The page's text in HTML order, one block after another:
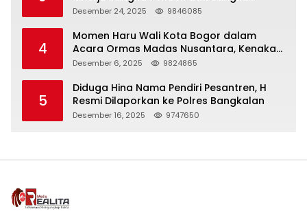
Panjang
Desember 24, 2025 9846085
4
Momen Haru Wali Kota Bogor dalam
Acara Ormas Madas Nusantara, Kenakan
Peci Hitam Tinggi sebagai Simbol
Desember 6, 2025 9824865
5
Diduga Hina Nama Pendiri Pesantren, H
Resmi Dilaporkan ke Polres Bangkalan
Desember 16, 2025 9747650